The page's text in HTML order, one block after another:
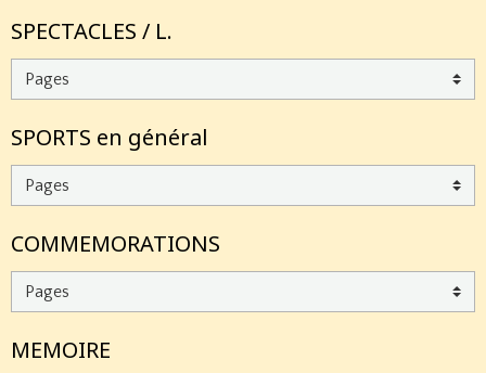
SPECTACLES / L.
SPORTS en général
COMMEMORATIONS
MEMOIRE